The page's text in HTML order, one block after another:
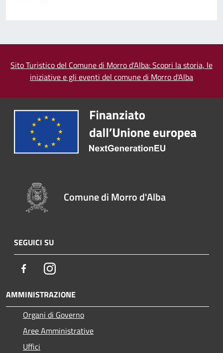
Sito Turistico del Comune di Morro d'Alba: Scopri la storia, le
iniziative e gli eventi del comune di Morro d'Alba
Comune di Morro d'Alba
SEGUICI SU
FacebookInstagram
AMMINISTRAZIONE
Organi di Governo
Aree Amministrative
Uffici